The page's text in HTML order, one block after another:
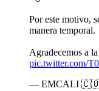
Por este motivo,
manera temporal.
Agradecemos a
pic.twitter.com/
— EMCALI 🇨🇴